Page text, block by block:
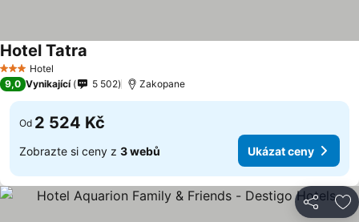
3 Počet hvězdiček
Hotel
Hotel Tatra
9,0 Vynikající 5 502 Zakopane
Od 2 524 Kč
Zobrazte si ceny z 3 webů Ukázat ceny
Sdílet